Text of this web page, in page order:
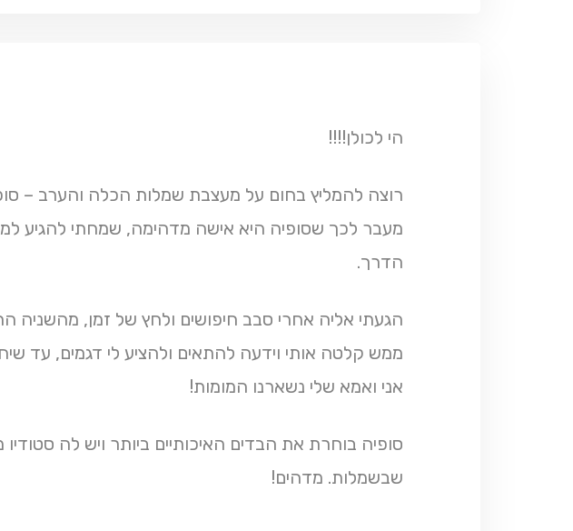
הי לכולן!!!!
רוצה להמליץ בחום על מעצבת שמלות הכלה והערב –
מעבר לכך שסופיה היא אישה מדהימה, שמחתי להגיע
הדרך.
הגעתי אליה אחרי סבב חיפושים ולחץ של זמן, מהשניה
ממש קלטה אותי וידעה להתאים ולהציע לי דגמים, עד
אני ואמא שלי נשארנו המומות!
סופיה בוחרת את הבדים האיכותיים ביותר ויש לה
שבשמלות. מדהים!